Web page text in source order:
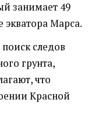
занимает 49
экватора Марса.
следов
грунта,
что
Красной